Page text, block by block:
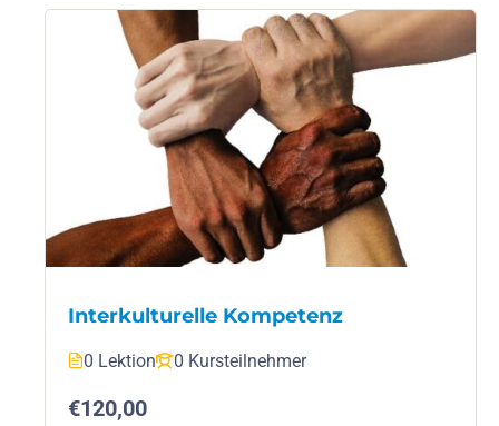
Interkulturelle Kompetenz
0 Lektion 0 Kursteilnehmer
€120,00